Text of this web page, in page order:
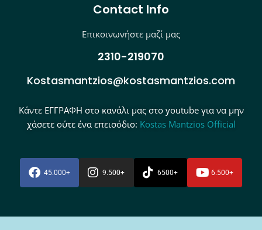
Contact Info
Επικοινωνήστε μαζί μας
2310-219070
Kostasmantzios@kostasmantzios.com
Κάντε ΕΓΓΡΑΦΗ στο κανάλι μας στο youtube για να μην
χάσετε ούτε ένα επεισόδιο: Kostas Mantzios Official
45.000+ 9.500+ 6500+ 6.500+